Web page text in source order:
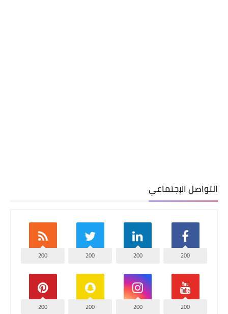
التواصل الإجتماعي
200
200
200
200
200
200
200
200